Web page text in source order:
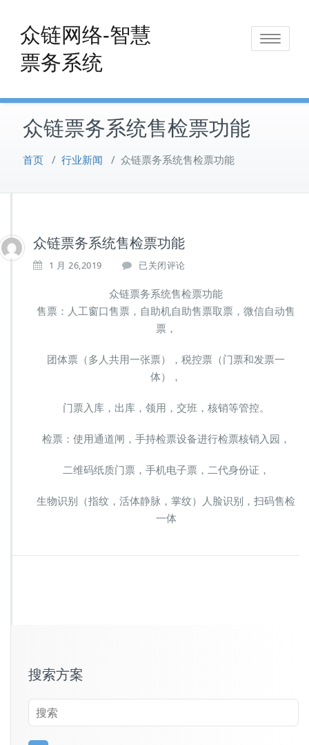
content
众链网络-智慧
票务系统
Toggle
众链票务系统售检票功能
首页 / 行业新闻 / 众链票务系统售检票功能
众链票务系统售检票功能
1 月 26,2019
众
票
务
系
检
票
能
已关闭评论
众链票务系统售检票功能
售票：人工窗口售票，自助机自助售票取票，微信自动售
票，
团体票（多人共用一张票），税控票（门票和发票一
体），
门票入库，出库，领用，交班，核销等管控。
检票：使用通道闸，手持检票设备进行检票核销入园，
二维码纸质门票，手机电子票，二代身份证，
生物识别（指纹，活体静脉，掌纹）人脸识别，扫码售检
一体
搜索方案